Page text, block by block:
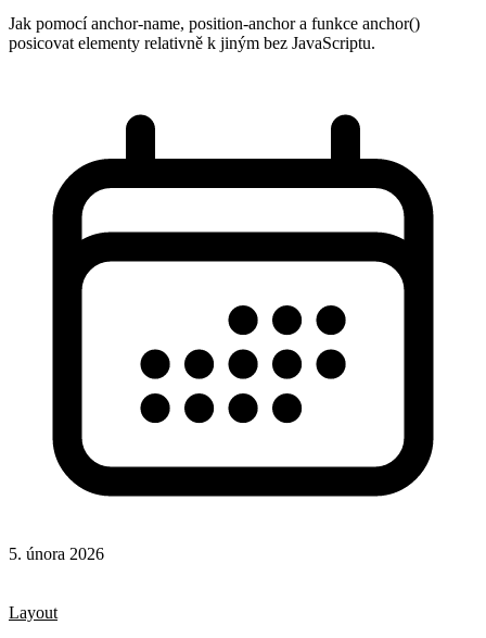
Jak pomocí anchor-name, position-anchor a funkce anchor()
posicovat elementy relativně k jiným bez JavaScriptu.
5. února 2026
Layout